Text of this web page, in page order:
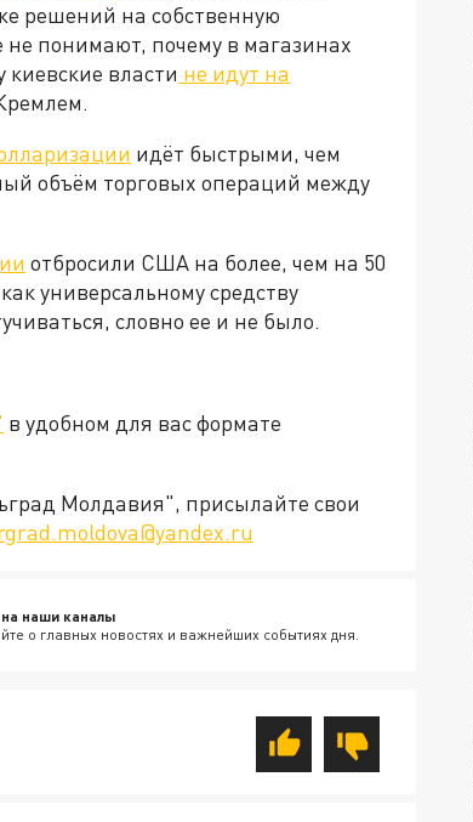
решений на собственную
понимают, почему в магазинах
власти не идут на
идёт быстрыми, чем
объём торговых операций между
отбросили США на более, чем на 50
универсальному средству
словно ее и не было.
в удобном для вас формате
Молдавия", присылайте свои
наши каналы
о главных новостях и важнейших событиях дня.